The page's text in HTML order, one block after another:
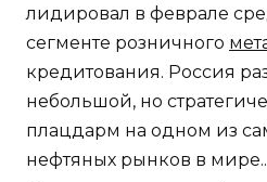
лидировал в феврале
сегменте розничного
кредитования. Россия
небольшой, но
плацдарм на одном из
нефтяных рынков в